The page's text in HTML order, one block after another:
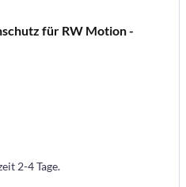
für RW Motion -
2-4 Tage.